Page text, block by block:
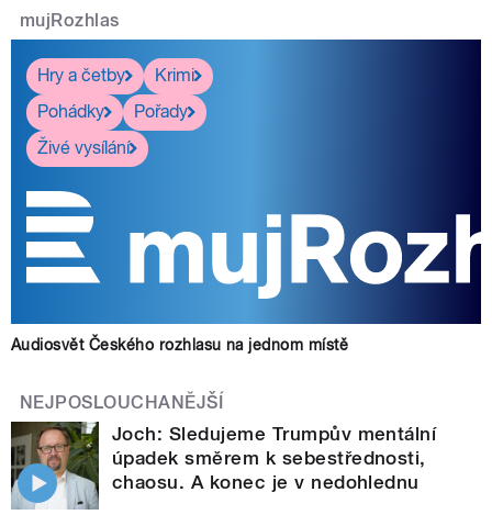
mujRozhlas
Hry a četby
Krimi
Pohádky
Pořady
Živé vysílání
Audiosvět Českého rozhlasu na jednom místě
NEJPOSLOUCHANĚJŠÍ
Joch: Sledujeme Trumpův mentální
úpadek směrem k sebestřednosti,
chaosu. A konec je v nedohlednu